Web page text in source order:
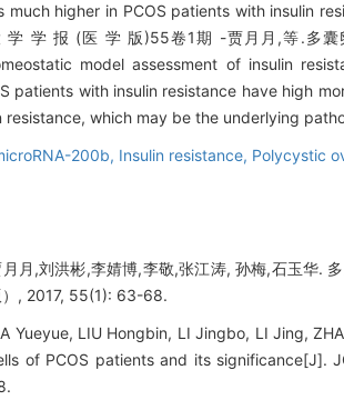
much higher in PCOS patients with insulin
学 学 报 (医 学 版)55卷1期 -贾月月,等.多
model assessment of insulin
patients with insulin resistance have high
which may be the underlying
200b, Insulin resistance, Polycystic
月,刘洪彬,李婧博,李敬,张江涛, 孙梅,石玉华.
）, 2017, 55(1): 63-68.
Yueyue, LIU Hongbin, LI Jingbo, LI Jing,
of PCOS patients and its significance[J].